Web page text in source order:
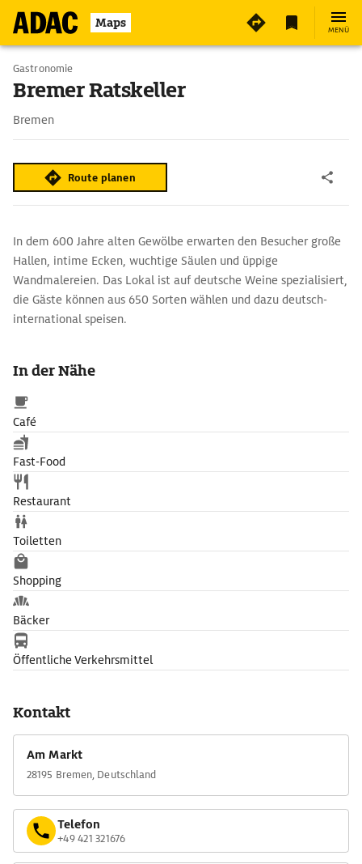
Maps MENÜ
Gastronomie
Bremer Ratskeller
Bremen
Route planen
In dem 600 Jahre alten Gewölbe erwarten den Besucher große
Hallen, intime Ecken, wuchtige Säulen und üppige
Wandmalereien. Das Lokal ist auf deutsche Weine spezialisiert,
die Gäste können aus 650 Sorten wählen und dazu deutsch-
international speisen.
In der Nähe
Café
Fast-Food
Restaurant
Toiletten
Shopping
Bäcker
Öffentliche Verkehrsmittel
Kontakt
Am Markt
28195 Bremen, Deutschland
Telefon
+49 421 321676